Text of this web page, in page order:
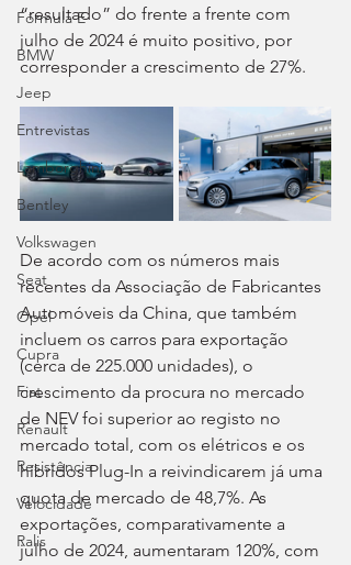
Fórmula E
BMW
Jeep
Entrevistas
Lamborghini
Bentley
Volkswagen
Seat
Opel
Cupra
Fiat
Renault
Resistência
Velocidade
Ralis
“resultado” do frente a frente com
julho de 2024 é muito positivo, por
corresponder a crescimento de 27%.
De acordo com os números mais
recentes da Associação de Fabricantes
Automóveis da China, que também
incluem os carros para exportação
(cerca de 225.000 unidades), o
crescimento da procura no mercado
de NEV foi superior ao registo no
mercado total, com os elétricos e os
híbridos Plug-In a reivindicarem já uma
quota de mercado de 48,7%. As
exportações, comparativamente a
julho de 2024, aumentaram 120%, com